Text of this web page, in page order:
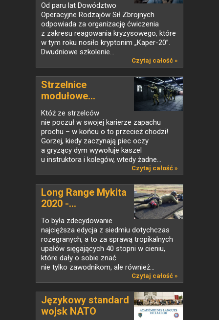
Od paru lat Dowództwo
Operacyjne Rodzajów Sił Zbrojnych
odpowiada za organizację ćwiczenia
z zakresu reagowania kryzysowego, które
w tym roku nosiło kryptonim „Kaper-20”.
Dwudniowe szkolenie...
Czytaj całość »
Strzelnice
modułowe...
Któż ze strzelców
nie poczuł w swojej karierze zapachu
prochu – w końcu o to przecież chodzi!
Gorzej, kiedy zaczynają piec oczy
a gryzący dym wywołuje kaszel
u instruktora i kolegów, wtedy żadne...
Czytaj całość »
Long Range Mykita
2020 -...
To była zdecydowanie
najcięższa edycja z siedmiu dotychczas
rozegranych, a to za sprawą tropikalnych
upałów sięgających 40 stopni w cieniu,
które dały o sobie znać
nie tylko zawodnikom, ale również...
Czytaj całość »
Językowy standard
wojsk NATO